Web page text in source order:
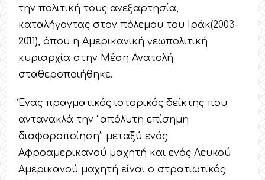
την πολιτική τους ανεξαρτησία,
καταλήγοντας στον πόλεμου του Ιράκ(2003-
2011), όπου η Αμερικανική γεωπολιτική
κυριαρχία στην Μέση Ανατολή
σταθεροποιήθηκε.
Ένας πραγματικός ιστορικός δείκτης που
αντανακλά την ‘’απόλυτη επίσημη
διαφοροποίηση’’ μεταξύ ενός
Αφροαμερικανού μαχητή και ενός Λευκού
Αμερικανού μαχητή είναι ο στρατιωτικός